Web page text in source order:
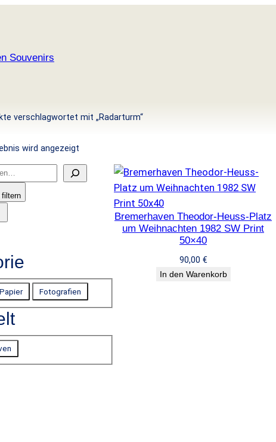
Souvenirs
verschlagwortet mit „Radarturm“
wird angezeigt
filtern
Fotografien
Bremerhaven Theodor-Heuss-Platz
um Weihnachten 1982 SW Print
50×40
90,00 €
In den Warenkorb